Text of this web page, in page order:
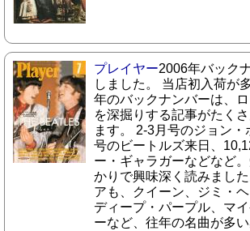
プレイヤー2006年バック
しました。 当店初入荷が
年のバックナンバーは、
を深掘りする記事がたく
ます。 2-3月号のジョン・
号のビートルズ来日、
ー・ギャラガーなどなど
かりで興味深く読みまし
アも、クイーン、ジミ・ヘ
ディープ・パープル、マ
ーなど、往年の名曲が多い